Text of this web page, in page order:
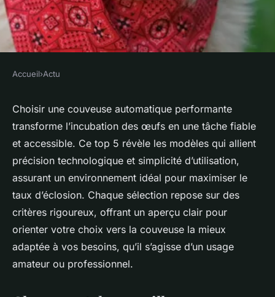
Top 5 couveuses automatiques
pour une incubation réussie
des œufs
violette•17 février 2026•10 min de lecture
Accueil›Actu
Choisir une couveuse automatique performante
transforme l’incubation des œufs en une tâche fiable
et accessible. Ce top 5 révèle les modèles qui allient
précision technologique et simplicité d’utilisation,
assurant un environnement idéal pour maximiser le
taux d’éclosion. Chaque sélection repose sur des
critères rigoureux, offrant un aperçu clair pour
orienter votre choix vers la couveuse la mieux
adaptée à vos besoins, qu’il s’agisse d’un usage
amateur ou professionnel.